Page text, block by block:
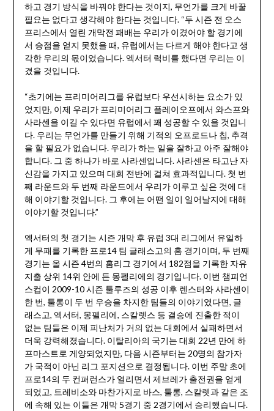
하고 경기 방식을 바꿔야 한다는 것이지, 무언가를 크게 바꿀
필요는 없다고 생각해야 한다는 것입니다. “두 시즌 전 오스
프리스에서 열린 개막전 패배는 우리가 이겼어야 할 경기에
서 승점을 얻지 못했을 때, 유럽에서는 다르게 해야 한다고 생
각한 우리의 몫이었습니다. 엑서터 럭비를 했다면 우리는 이
겼을 것입니다.
“초기에는 프리미어리그를 유럽보다 우선시하는 요소가 있
었지만, 이제 우리가 프리미어리그 플레이오프에서 와스프와
사라센을 이길 수 있다면 유럽에서 꽤 성공할 수 있을 것입니
다. 우리는 무언가를 만들기 위해 기적의 오프로드나 칩, 추격
을 할 필요가 없습니다. 우리가 하는 일을 잘하고 아주 잘해야
합니다. 그 중 하나가 바로 사라센입니다. 사라센은 타고난 자
신감을 가지고 있으며 대회 전반에 걸쳐 효과적입니다. 첫 번
째 라운드와 두 번째 라운드에서 우리가 이루고 싶은 것에 대
해 이야기할 것입니다. 그 후에는 어떤 일이 일어날지에 대해
이야기할 것입니다.”
엑서터의 첫 경기는 시즌 개막 후 유럽 3대 리그에서 유일하
게 무패를 기록한 프로14 팀 글래스고의 홈 경기이며, 두 번째
경기는 올 시즌 4번의 홈리그 경기에서 182점을 기록한 자유
지출 상위 14위 안에 든 몽펠리에의 경기입니다. 이번 챔피언
스컵이 2009-10 시즌 툴루즈의 성공 이후 렌스터와 사라센이
한 번, 툴롱이 두 번 우승을 차지한 팀들의 이야기였다면, 글
래스고, 엑서터, 몽펠리에, 스칼렛스 등 결승에 진출한 적이
없는 팀들은 이제 피난처가 거의 없는 대회에서 실패하면서
더욱 강력해졌습니다. 이탈리아의 국기는 대회 22년 만에 하
프마스트로 게양되었지만, 다음 시즌부터는 20명의 참가자
가 국적이 아닌 리그 포지션으로 결정됩니다. 이번 주말 초에
프로14의 두 컨퍼런스가 열리면서 제브레가 출전권을 얻게
되었고, 트레비소와 마찬가지로 바스, 툴롱, 스칼렛과 같은 조
에 속해 있는 이들은 개막 5경기 중 2경기에서 승리했습니다.